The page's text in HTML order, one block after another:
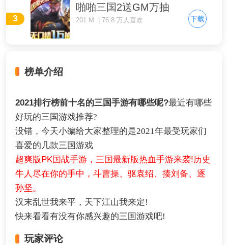
3
啪啪三国2送GM万抽
201 M | 76.8 万人喜欢 下载
榜单介绍
2021排行榜前十名的三国手游有哪些呢?最近有哪些
好玩的三国游戏推荐?
没错，今天小编给大家整理的是2021年最受玩家们
喜爱的几款三国游戏
超爽版PK国战手游，三国最新版热血手游来袭!历史
牛人尽在你的手中，斗曹操、驱袁绍、揍刘备、逐
孙坚。
汉末乱世我来平，天下江山我来定!
快来看看有没有你感兴趣的三国游戏吧!
玩家评论